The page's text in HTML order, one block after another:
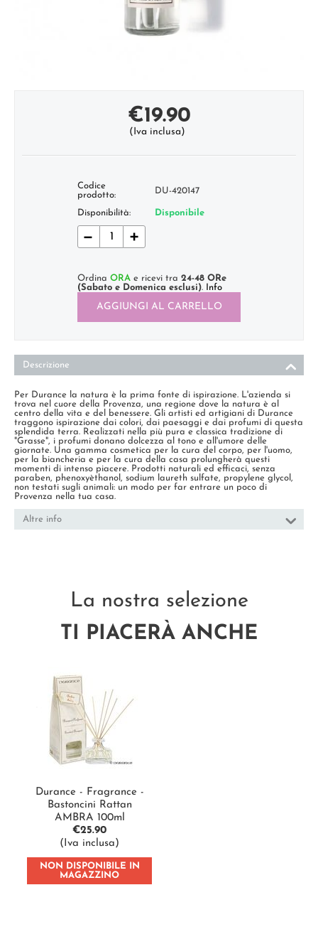
€19.90
(Iva inclusa)
Codice
prodotto:
DU-420147
Disponibilità: Disponibile
+
−
Ordina ORA e ricevi tra 24-48 ORe
(Sabato e Domenica esclusi). Info
AGGIUNGI AL CARRELLO
Descrizione
Per Durance la natura è la prima fonte di ispirazione. L'azienda si
trova nel cuore della Provenza, una regione dove la natura è al
centro della vita e del benessere. Gli artisti ed artigiani di Durance
traggono ispirazione dai colori, dai paesaggi e dai profumi di questa
splendida terra. Realizzati nella più pura e classica tradizione di
"Grasse", i profumi donano dolcezza al tono e all'umore delle
giornate. Una gamma cosmetica per la cura del corpo, per l'uomo,
per la biancheria e per la cura della casa prolungherà questi
momenti di intenso piacere. Prodotti naturali ed efficaci, senza
paraben, phenoxyèthanol, sodium laureth sulfate, propylene glycol,
non testati sugli animali: un modo per far entrare un poco di
Provenza nella tua casa.
Altre info
La nostra selezione
TI PIACERÀ ANCHE
Durance - Fragrance -
Bastoncini Rattan
AMBRA 100ml
€25.90
(Iva inclusa)
NON DISPONIBILE IN
MAGAZZINO